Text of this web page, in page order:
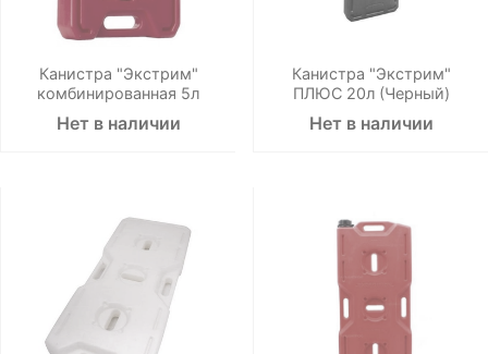
Канистра "Экстрим"
комбинированная 5л
Нет в наличии
Канистра "Экстрим"
ПЛЮС 20л (Черный)
Нет в наличии